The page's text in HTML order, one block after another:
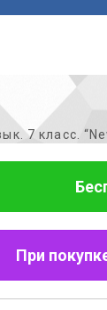
7 класс.
При